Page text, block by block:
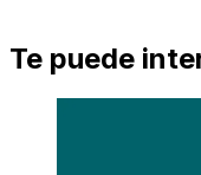
Te puede